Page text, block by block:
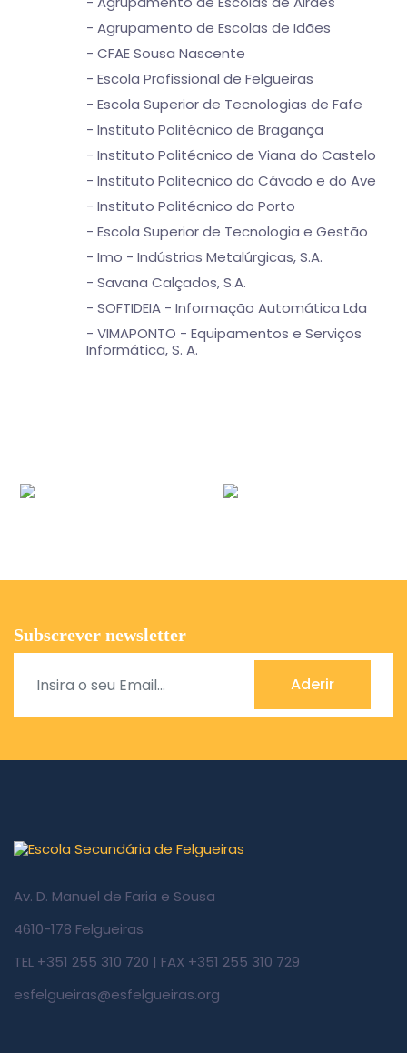
- Agrupamento de Escolas de Idães
- CFAE Sousa Nascente
- Escola Profissional de Felgueiras
- Escola Superior de Tecnologias de Fafe
- Instituto Politécnico de Bragança
- Instituto Politécnico de Viana do Castelo
- Instituto Politecnico do Cávado e do Ave
- Instituto Politécnico do Porto
- Escola Superior de Tecnologia e Gestão
- Imo - Indústrias Metalúrgicas, S.A.
- Savana Calçados, S.A.
- SOFTIDEIA - Informação Automática Lda
- VIMAPONTO - Equipamentos e Serviços
Informática, S. A.
Subscrever newsletter
Aderir
Av. D. Manuel de Faria e Sousa
4610-178 Felgueiras
TEL +351 255 310 720 | FAX +351 255 310 729
esfelgueiras@esfelgueiras.org